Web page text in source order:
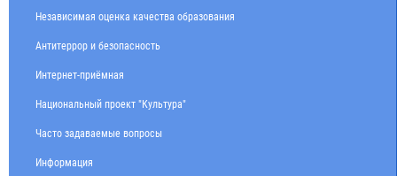
Независимая оценка качества образования
Антитеррор и безопасность
Интернет-приёмная
Национальный проект "Культура"
Часто задаваемые вопросы
Информация